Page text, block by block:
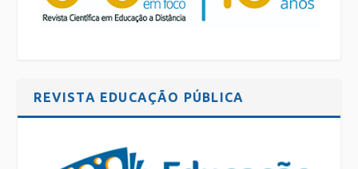
REVISTA EDUCAÇÃO PÚBLICA